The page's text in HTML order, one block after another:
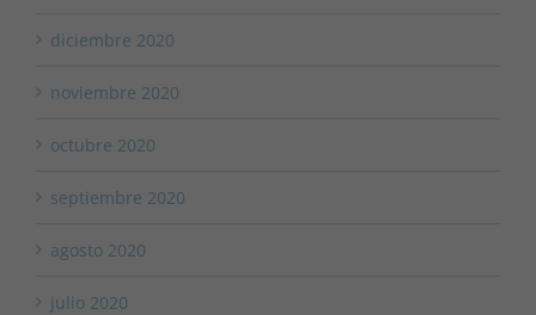
diciembre 2020
noviembre 2020
octubre 2020
septiembre 2020
agosto 2020
julio 2020